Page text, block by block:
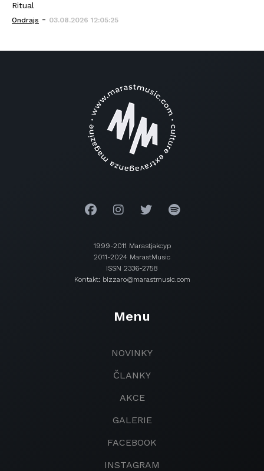
Ritual
Ondrajs - 03.08.2026 12:05:25
1999-2011 Marastjakcyp
2011-2024 MarastMusic
ISSN 2336-2758
Kontakt: bizzaro@marastmusic.com
Menu
NOVINKY
ČLANKY
AKCE
GALERIE
FACEBOOK
INSTAGRAM